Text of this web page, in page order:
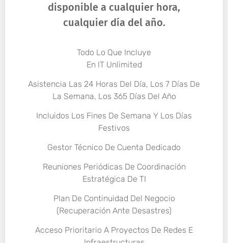
disponible a cualquier hora,
cualquier día del año.
Todo Lo Que Incluye
En IT Unlimited
Asistencia Las 24 Horas Del Día, Los 7 Días De
La Semana, Los 365 Días Del Año
Incluidos Los Fines De Semana Y Los Días
Festivos
Gestor Técnico De Cuenta Dedicado
Reuniones Periódicas De Coordinación
Estratégica De TI
Plan De Continuidad Del Negocio
(Recuperación Ante Desastres)
Acceso Prioritario A Proyectos De Redes E